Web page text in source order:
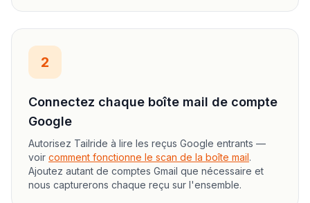
2
Connectez chaque boîte mail de compte
Google
Autorisez Tailride à lire les reçus Google entrants —
voir comment fonctionne le scan de la boîte mail.
Ajoutez autant de comptes Gmail que nécessaire et
nous capturerons chaque reçu sur l'ensemble.